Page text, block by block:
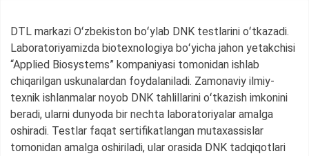
DTL markazi Oʻzbekiston boʻylab DNK testlarini oʻtkazadi.
Laboratoriyamizda biotexnologiya boʻyicha jahon yetakchisi
“Applied Biosystems” kompaniyasi tomonidan ishlab
chiqarilgan uskunalardan foydalaniladi. Zamonaviy ilmiy-
texnik ishlanmalar noyob DNK tahlillarini oʻtkazish imkonini
beradi, ularni dunyoda bir nechta laboratoriyalar amalga
oshiradi. Testlar faqat sertifikatlangan mutaxassislar
tomonidan amalga oshiriladi, ular orasida DNK tadqiqotlari